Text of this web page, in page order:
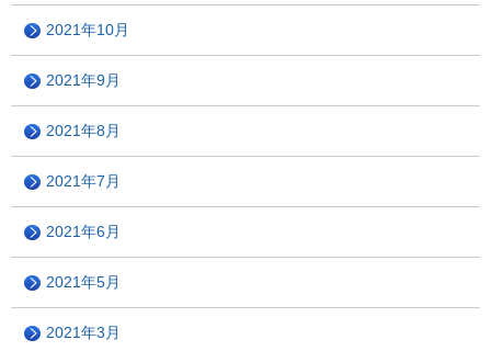
2021年10月
2021年9月
2021年8月
2021年7月
2021年6月
2021年5月
2021年3月